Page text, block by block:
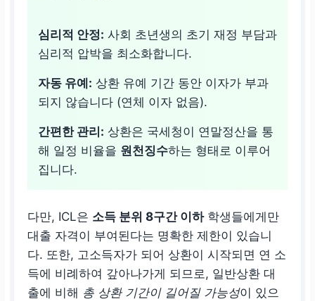
매월 고정 납부.
심리적 안정: 사회 초년생의 초기 재정 부담과
심리적 압박을 최소화합니다.
자동 유예: 상환 유예 기간 동안 이자가 부과
되지 않습니다 (연체 이자 없음).
간편한 관리: 상환은 국세청이 연말정산을 통
해 일정 비율을 원천징수하는 형태로 이루어
집니다.
다만, ICL은 소득 분위 8구간 이하학생들에게만
대출 자격이 부여된다는 명확한 제한이 있습니
다. 또한, 고소득자가 되어 상환이 시작되면 연 소
득에 비례하여 갚아나가게 되므로, 일반상환 대
출에 비해 총 상환 기간이 길어질 가능성이 있으